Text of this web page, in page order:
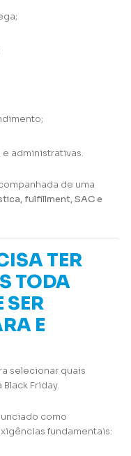
administrativas.
de uma
fulfillment, SAC e
TER
TODA
SER
E
selecionar quais
Friday.
como
fundamentais: